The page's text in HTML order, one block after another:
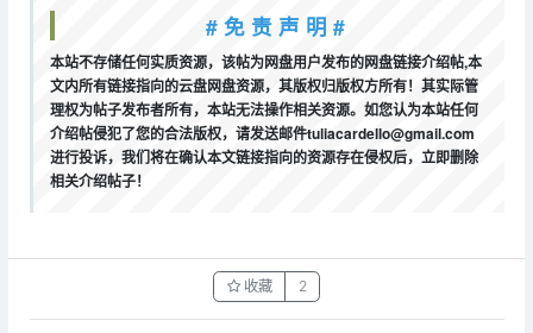
# 免 责 声 明 #
本站不存储任何实质资源，该帖为网盘用户发布的网盘链接介绍帖,本
文内所有链接指向的云盘网盘资源，其版权归版权方所有！其实际管
理权为帖子发布者所有，本站无法操作相关资源。如您认为本站任何
介绍帖侵犯了您的合法版权，请发送邮件tuliacardello@gmail.com
进行投诉，我们将在确认本文链接指向的资源存在侵权后，立即删除
相关介绍帖子！
收藏 2